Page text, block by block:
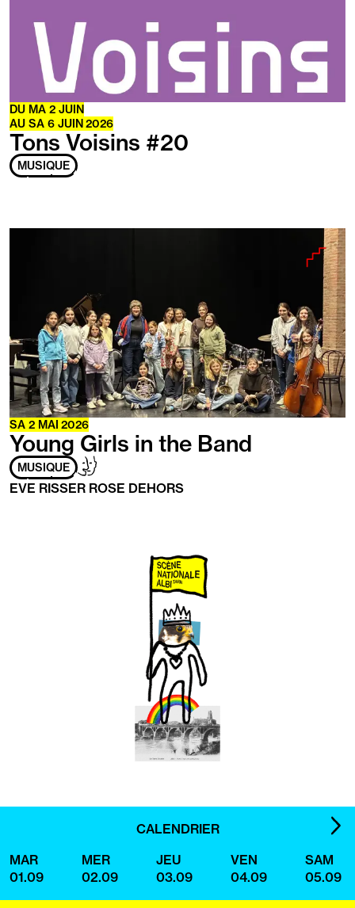
Tons Voisins #20
DU MA 2 JUIN
AU SA 6 JUIN 2026
MUSIQUE
Young Girls in the Band
SA 2 MAI 2026
MUSIQUE Adapté
aux
personnes
Handicap
mental
EVE RISSER ROSE DEHORS
CALENDRIER
MAR
01.09
MER
02.09
JEU
03.09
VEN
04.09
SAM
05.09